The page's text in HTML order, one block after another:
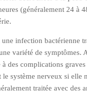
(généralement 24 à
infection bactérienne
variété de symptômes.
des complications
système nerveux si elle
traitée avec des